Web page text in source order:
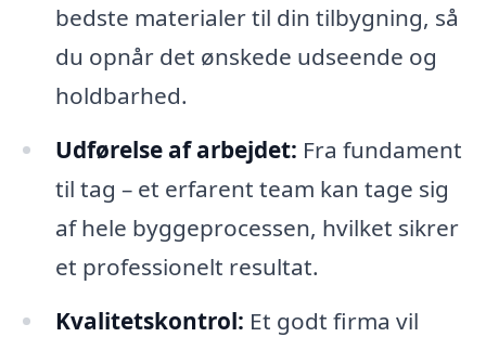
bedste materialer til din tilbygning, så
du opnår det ønskede udseende og
holdbarhed.
Udførelse af arbejdet: Fra fundament
til tag – et erfarent team kan tage sig
af hele byggeprocessen, hvilket sikrer
et professionelt resultat.
Kvalitetskontrol: Et godt firma vil